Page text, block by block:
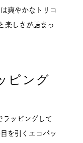
爽やかなトリコ
楽しさが詰まっ
ピング
ラッピングして
を引くエコバッ